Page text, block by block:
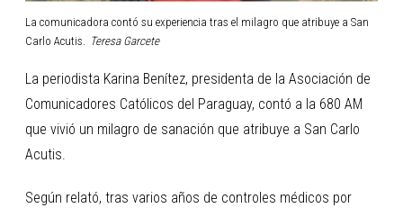
La comunicadora contó su experiencia tras el milagro que atribuye a San
Carlo Acutis.
Teresa Garcete
La periodista Karina Benítez, presidenta de la Asociación de
Comunicadores Católicos del Paraguay, contó a la 680 AM
que vivió un milagro de sanación que atribuye a San Carlo
Acutis.
Según relató, tras varios años de controles médicos por